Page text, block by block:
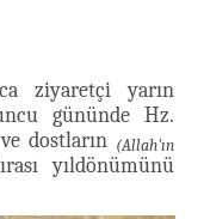
ziyaretçi yarın
gününde Hz.
dostların (Allah'ın
yıldönümünü